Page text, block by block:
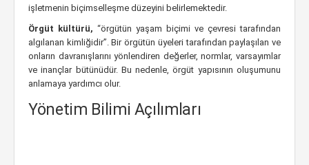
işletmenin biçimselleşme düzeyini belirlemektedir.
Örgüt kültürü, “örgütün yaşam biçimi ve çevresi tarafından
algılanan kimliğidir”. Bir örgütün üyeleri tarafından paylaşılan ve
onların davranışlarını yönlendiren değerler, normlar, varsayımlar
ve inançlar bütünüdür. Bu nedenle, örgüt yapısının oluşumunu
anlamaya yardımcı olur.
Yönetim Bilimi Açılımları